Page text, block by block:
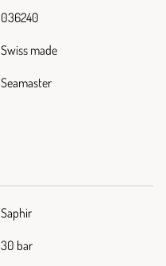
036240
Swiss made
Seamaster
Saphir
30 bar